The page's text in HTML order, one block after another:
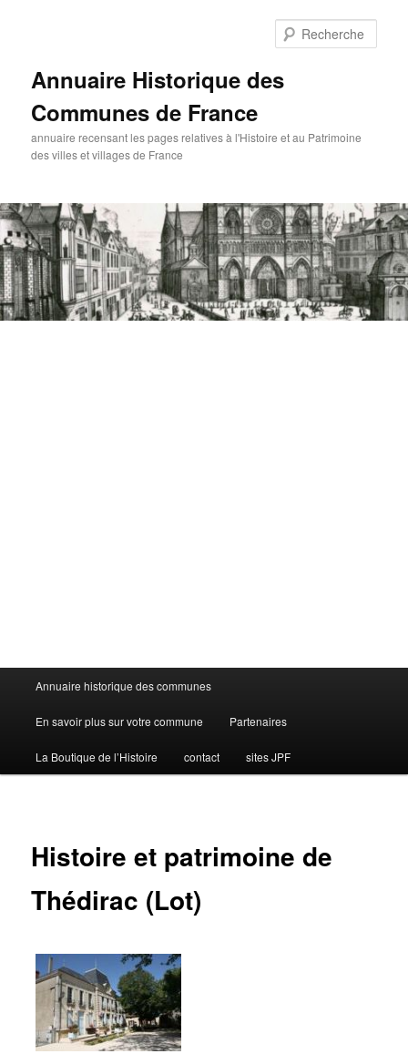
Annuaire Historique des
Communes de France
annuaire recensant les pages relatives à l'Histoire et au Patrimoine
des villes et villages de France
Menu
principal
Annuaire historique des communes
En savoir plus sur votre commune Partenaires
La Boutique de l’Histoire contact sites JPF
Histoire et patrimoine de
Thédirac (Lot)